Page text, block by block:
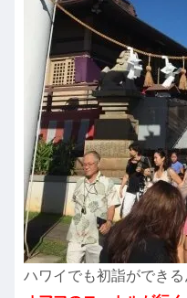
ハワイでも初詣ができる